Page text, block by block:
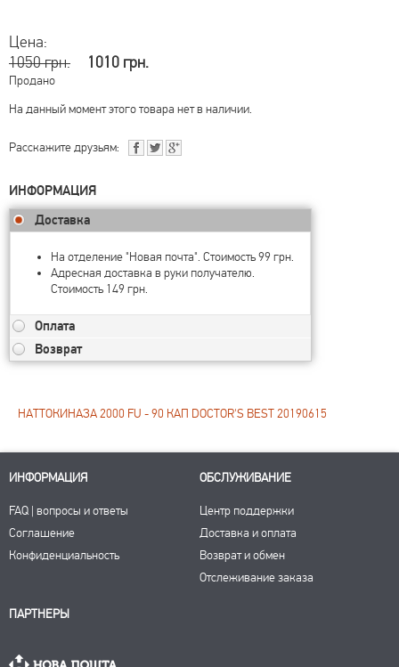
Цена:
1050 грн.
1010 грн.
Продано
На данный момент этого товара нет в наличии.
Расскажите друзьям:
ИНФОРМАЦИЯ
Доставка
На отделение "Новая почта". Стоимость 99 грн.
Адресная доставка в руки получателю.
Стоимость 149 грн.
Оплата
Возврат
НАТТОКИНАЗА 2000 FU - 90 КАП DOCTOR'S BEST 20190615
ИНФОРМАЦИЯ
FAQ | вопросы и ответы
Соглашение
Конфиденциальность
ОБСЛУЖИВАНИЕ
Центр поддержки
Доставка и оплата
Возврат и обмен
Отслеживание заказа
ПАРТНЕРЫ